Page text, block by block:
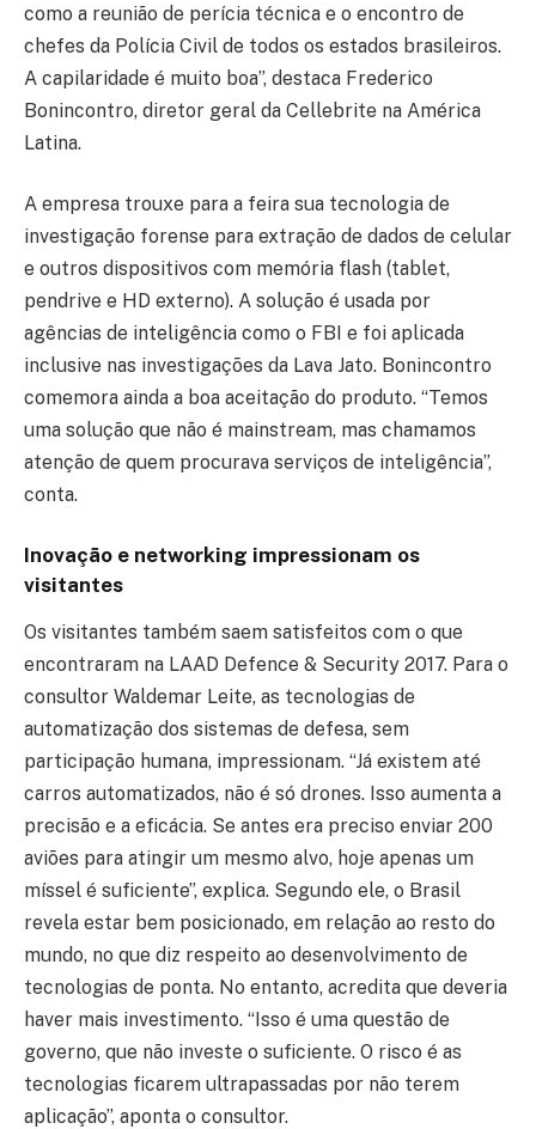
como a reunião de perícia técnica e o encontro de
chefes da Polícia Civil de todos os estados brasileiros.
A capilaridade é muito boa”, destaca Frederico
Bonincontro, diretor geral da Cellebrite na América
Latina.
A empresa trouxe para a feira sua tecnologia de
investigação forense para extração de dados de celular
e outros dispositivos com memória flash (tablet,
pendrive e HD externo). A solução é usada por
agências de inteligência como o FBI e foi aplicada
inclusive nas investigações da Lava Jato. Bonincontro
comemora ainda a boa aceitação do produto. “Temos
uma solução que não é mainstream, mas chamamos
atenção de quem procurava serviços de inteligência”,
conta.
Inovação e networking impressionam os
visitantes
Os visitantes também saem satisfeitos com o que
encontraram na LAAD Defence & Security 2017. Para o
consultor Waldemar Leite, as tecnologias de
automatização dos sistemas de defesa, sem
participação humana, impressionam. “Já existem até
carros automatizados, não é só drones. Isso aumenta a
precisão e a eficácia. Se antes era preciso enviar 200
aviões para atingir um mesmo alvo, hoje apenas um
míssel é suficiente”, explica. Segundo ele, o Brasil
revela estar bem posicionado, em relação ao resto do
mundo, no que diz respeito ao desenvolvimento de
tecnologias de ponta. No entanto, acredita que deveria
haver mais investimento. “Isso é uma questão de
governo, que não investe o suficiente. O risco é as
tecnologias ficarem ultrapassadas por não terem
aplicação”, aponta o consultor.